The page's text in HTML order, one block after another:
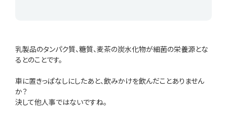
乳製品のタンパク質、糖質、麦茶の炭水化物が細菌の栄養源とな
るとのことです。
車に置きっぱなしにしたあと、飲みかけを飲んだことありません
か？
決して他人事ではないですね。